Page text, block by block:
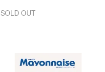
SOLD OUT